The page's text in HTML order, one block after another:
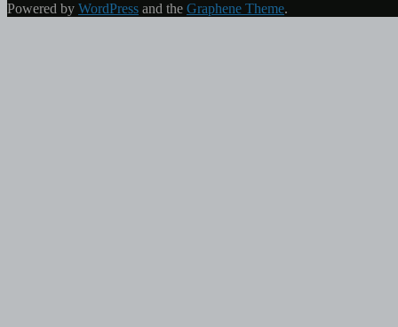
Powered by WordPress and the Graphene Theme.